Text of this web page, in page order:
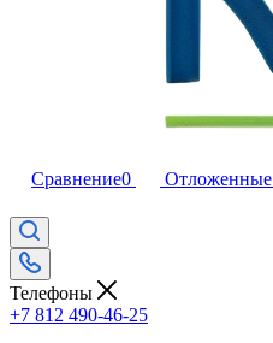
Сравнение0 Отложенные
Телефоны
+7 812 490-46-25